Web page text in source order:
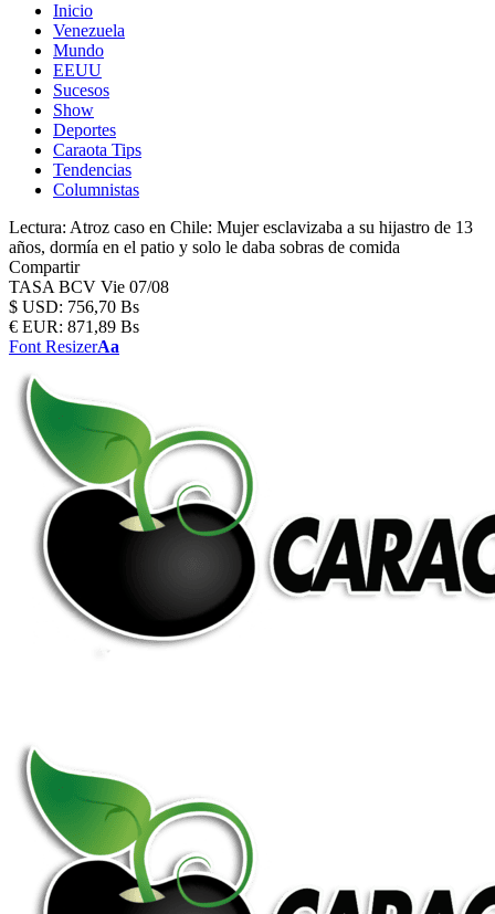
Inicio
Venezuela
Mundo
EEUU
Sucesos
Show
Deportes
Caraota Tips
Tendencias
Columnistas
Lectura: Atroz caso en Chile: Mujer esclavizaba a su hijastro de 13
años, dormía en el patio y solo le daba sobras de comida
Compartir
TASA BCV Vie 07/08
$ USD: 756,70 Bs
€ EUR: 871,89 Bs
Font ResizerAa